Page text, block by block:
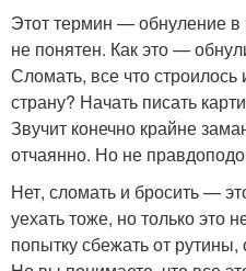
Этот термин — обнуление
не понятен. Как это —
Сломать, все что
страну? Начать писать
Звучит конечно крайне
отчаянно. Но не
Нет, сломать и бросить —
уехать тоже, но только это
попытку сбежать от